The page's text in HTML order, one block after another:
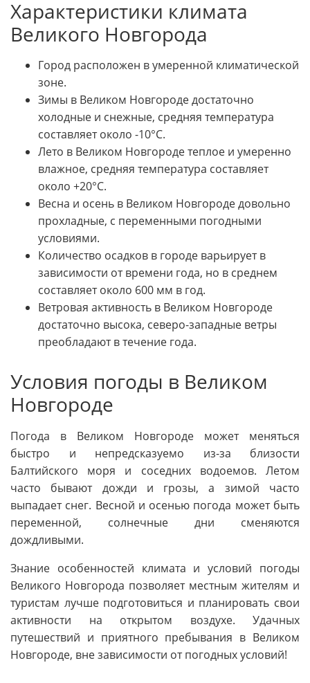
Характеристики климата
Великого Новгорода
Город расположен в умеренной климатической
зоне.
Зимы в Великом Новгороде достаточно
холодные и снежные, средняя температура
составляет около -10°C.
Лето в Великом Новгороде теплое и умеренно
влажное, средняя температура составляет
около +20°C.
Весна и осень в Великом Новгороде довольно
прохладные, с переменными погодными
условиями.
Количество осадков в городе варьирует в
зависимости от времени года, но в среднем
составляет около 600 мм в год.
Ветровая активность в Великом Новгороде
достаточно высока, северо-западные ветры
преобладают в течение года.
Условия погоды в Великом
Новгороде
Погода в Великом Новгороде может меняться
быстро и непредсказуемо из-за близости
Балтийского моря и соседних водоемов. Летом
часто бывают дожди и грозы, а зимой часто
выпадает снег. Весной и осенью погода может быть
переменной, солнечные дни сменяются
дождливыми.
Знание особенностей климата и условий погоды
Великого Новгорода позволяет местным жителям и
туристам лучше подготовиться и планировать свои
активности на открытом воздухе. Удачных
путешествий и приятного пребывания в Великом
Новгороде, вне зависимости от погодных условий!